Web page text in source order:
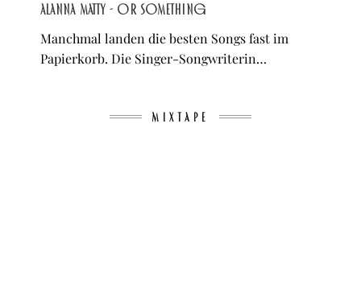
Alanna Matty - Or Something
Manchmal landen die besten Songs fast im
Papierkorb. Die Singer-Songwriterin…
MIXTAPE